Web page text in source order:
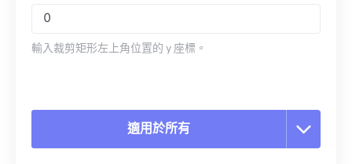
輸入裁剪矩形左上角位置的 y 座標。
適用於所有